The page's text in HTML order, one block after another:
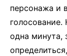
персонажа и
голосование.
одна минута,